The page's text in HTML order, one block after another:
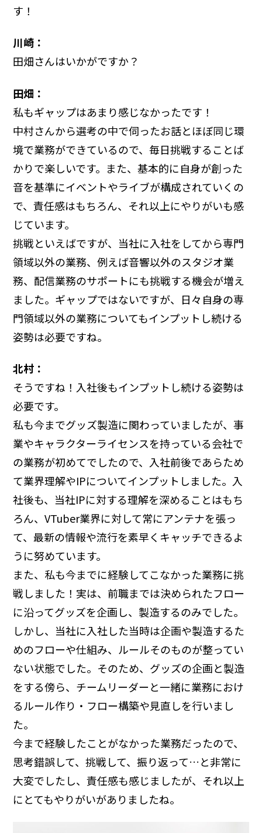
す！
川崎：
田畑さんはいかがですか？
田畑：
私もギャップはあまり感じなかったです！
中村さんから選考の中で伺ったお話とほぼ同じ環
境で業務ができているので、毎日挑戦することば
かりで楽しいです。また、基本的に自身が創った
音を基準にイベントやライブが構成されていくの
で、責任感はもちろん、それ以上にやりがいも感
じています。
挑戦といえばですが、当社に入社をしてから専門
領域以外の業務、例えば音響以外のスタジオ業
務、配信業務のサポートにも挑戦する機会が増え
ました。ギャップではないですが、日々自身の専
門領域以外の業務についてもインプットし続ける
姿勢は必要ですね。
北村：
そうですね！入社後もインプットし続ける姿勢は
必要です。
私も今までグッズ製造に関わっていましたが、事
業やキャラクターライセンスを持っている会社で
の業務が初めてでしたので、入社前後であらため
て業界理解やIPについてインプットしました。入
社後も、当社IPに対する理解を深めることはもち
ろん、VTuber業界に対して常にアンテナを張っ
て、最新の情報や流行を素早くキャッチできるよ
うに努めています。
また、私も今までに経験してこなかった業務に挑
戦しました！実は、前職までは決められたフロー
に沿ってグッズを企画し、製造するのみでした。
しかし、当社に入社した当時は企画や製造するた
めのフローや仕組み、ルールそのものが整ってい
ない状態でした。そのため、グッズの企画と製造
をする傍ら、チームリーダーと一緒に業務におけ
るルール作り・フロー構築や見直しを行いまし
た。
今まで経験したことがなかった業務だったので、
思考錯誤して、挑戦して、振り返って…と非常に
大変でしたし、責任感も感じましたが、それ以上
にとてもやりがいがありましたね。